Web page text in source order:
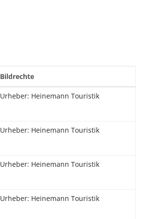
Bildrechte
Urheber: Heinemann Touristik
Urheber: Heinemann Touristik
Urheber: Heinemann Touristik
Urheber: Heinemann Touristik